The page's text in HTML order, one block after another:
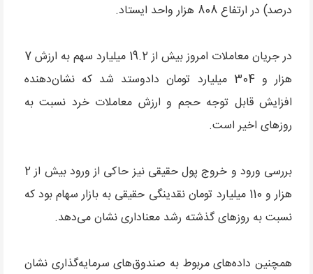
درصد) در ارتفاع 808 هزار واحد ایستاد.
در جریان معاملات امروز بیش از 19.2 میلیارد سهم به ارزش 7
هزار و 304 میلیارد تومان دادوستد شد که نشان‌دهنده
افزایش قابل توجه حجم و ارزش معاملات خرد نسبت به
روزهای اخیر است.
بررسی ورود و خروج پول حقیقی نیز حاکی از ورود بیش از 2
هزار و 110 میلیارد تومان نقدینگی حقیقی به بازار سهام بود که
نسبت به روزهای گذشته رشد معناداری نشان می‌دهد.
همچنین داده‌های مربوط به صندوق‌های سرمایه‌گذاری نشان